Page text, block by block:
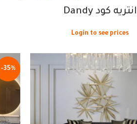
انتريه كود Dandy
Login to see prices
-35%